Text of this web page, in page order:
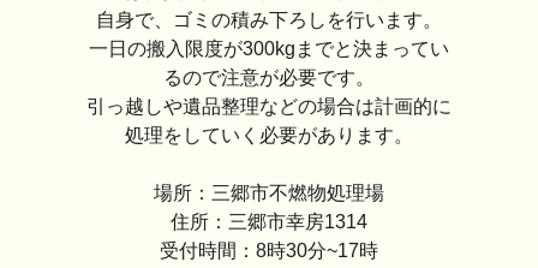
自身で、ゴミの積み下ろしを行います。
一日の搬入限度が300kgまでと決まってい
るので注意が必要です。
引っ越しや遺品整理などの場合は計画的に
処理をしていく必要があります。
場所：三郷市不燃物処理場
住所：三郷市幸房1314
受付時間：8時30分~17時